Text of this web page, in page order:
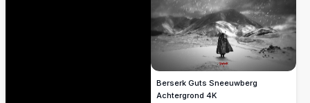
Berserk Guts Sneeuwberg
Achtergrond 4K